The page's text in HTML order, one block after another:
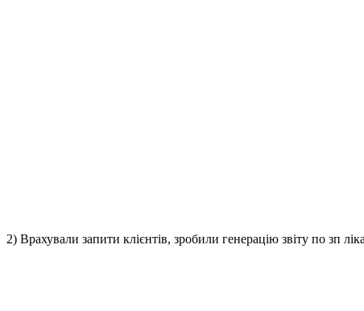
2) Врахували запити клієнтів, зробили генерацію звіту по зп